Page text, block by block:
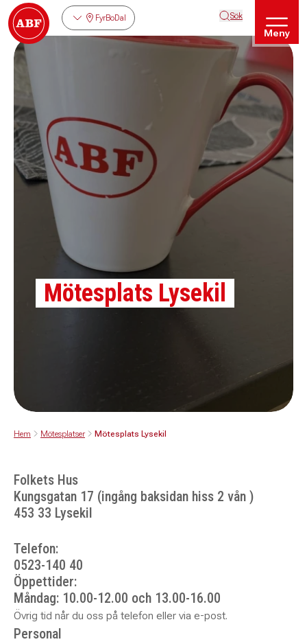
FyrBoDal Sök
Meny
Mötesplats Lysekil
Hem Mötesplatser Mötesplats Lysekil
Folkets Hus
Kungsgatan 17 (ingång baksidan hiss 2 vån )
453 33 Lysekil
Telefon:
0523-140 40
Öppettider:
Måndag: 10.00-12.00 och 13.00-16.00
Övrig tid når du oss på telefon eller via e-post.
Personal